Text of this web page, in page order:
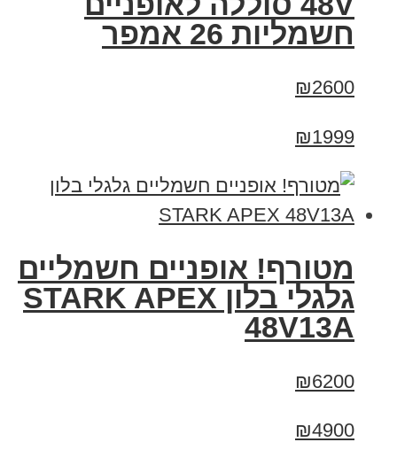
חשמליות 26 אמפר
₪2600
₪1999
מטורף! אופניים חשמליים
גלגלי בלון STARK APEX
48V13A
₪6200
₪4900